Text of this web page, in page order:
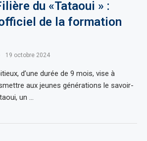
du «Tataoui » :
de la formation
19 octobre 2024
d’une durée de 9 mois, vise à
aux jeunes générations le savoir-
un …